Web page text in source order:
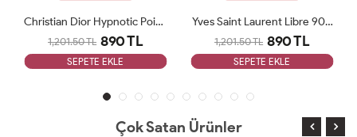
Christian Dior Hypnotic Poison 100ml EAU DE PARFUM Bayan Tester Parfüm
1,201.50 TL 890 TL
SEPETE EKLE
Yves Saint Laurent Libre 90 ML Bayan Tester Parfüm
1,201.50 TL 890 TL
SEPETE EKLE
Çok Satan Ürünler